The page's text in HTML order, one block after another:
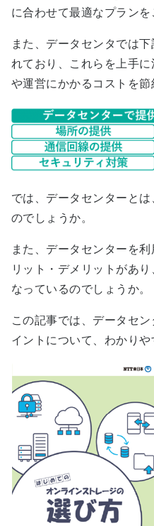
に合わせて最適なプランを
また、データセンタでは
れており、これらを上手
や運営にかかるコストを節
では、データセンターと
のでしょうか。
また、データセンターを
リット・デメリットがあ
なっているのでしょうか。
この記事では、データセ
イントについて、わかりや